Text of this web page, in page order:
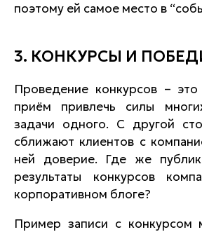
поэтому ей самое место в
3. КОНКУРСЫ И
Проведение конкурсов –
приём привлечь силы
задачи одного. С другой
сближают клиентов с
ней доверие. Где же
результаты конкурсов
корпоративном блоге?
Пример записи с конкурсом